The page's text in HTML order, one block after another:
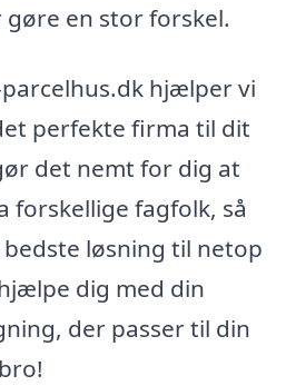
en stor forskel.
hjælper vi
perfekte firma til dit
det nemt for dig at
forskellige fagfolk, så
løsning til netop
dig med din
der passer til din